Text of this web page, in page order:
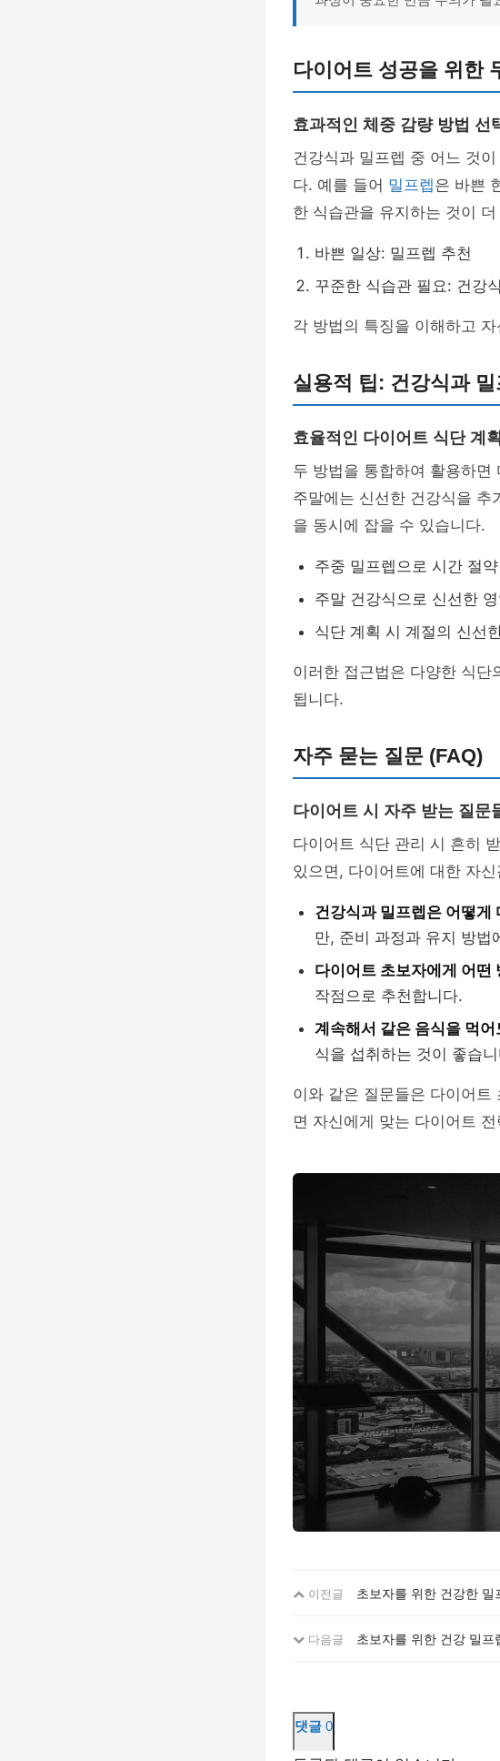
다이어트 성공을 위한
효과적인 체중 감량 방법 선
건강식과 밀프렙 중 어느 것
다. 예를 들어 밀프렙은 바쁜
한 식습관을 유지하는 것이
바쁜 일상: 밀프렙 추천
꾸준한 식습관 필요: 건강
각 방법의 특징을 이해하고
실용적 팁: 건강식과
효율적인 다이어트 식단 계
두 방법을 통합하여 활용하
주말에는 신선한 건강식을 추
을 동시에 잡을 수 있습니다.
주중 밀프렙으로 시간 절약
주말 건강식으로 신선한
식단 계획 시 계절의 신선
이러한 접근법은 다양한 식단
됩니다.
자주 묻는 질문 (FAQ)
다이어트 시 자주 받는 질문
다이어트 식단 관리 시 흔히
있으면, 다이어트에 대한 자
건강식과 밀프렙은 어떻게
만, 준비 과정과 유지 방법
다이어트 초보자에게 어떤
작점으로 추천합니다.
계속해서 같은 음식을 먹
식을 섭취하는 것이 좋습
이와 같은 질문들은 다이어
면 자신에게 맞는 다이어트
이전글 초보자를 위한 건강한 밀
다음글 초보자를 위한 건강 밀프
댓글 0